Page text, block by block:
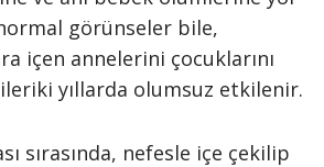
görünseler bile,
içen annelerini çocuklarını
yıllarda olumsuz etkilenir.
sırasında, nefesle içe çekilip